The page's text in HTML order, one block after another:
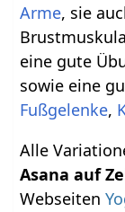
Arme, sie
eine gute
sowie eine
Fußgelenke,
Alle
Asana auf
Webseiten